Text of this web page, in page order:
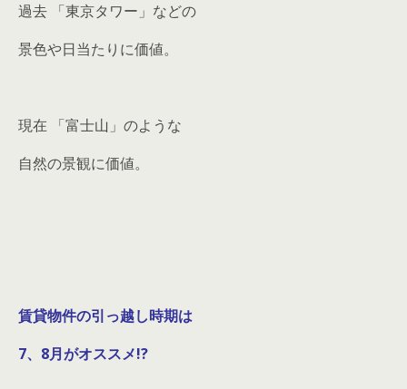
過去 「東京タワー」などの
景色や日当たりに価値。
現在 「富士山」のような
自然の景観に価値。
賃貸物件の引っ越し時期は
7、8月がオススメ!?